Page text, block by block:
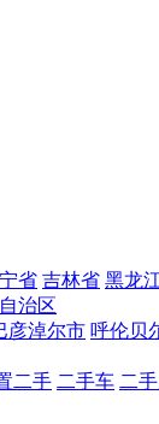
省 吉林省 黑龙
治区
彦淖尔市 呼伦贝
二手 二手车 二